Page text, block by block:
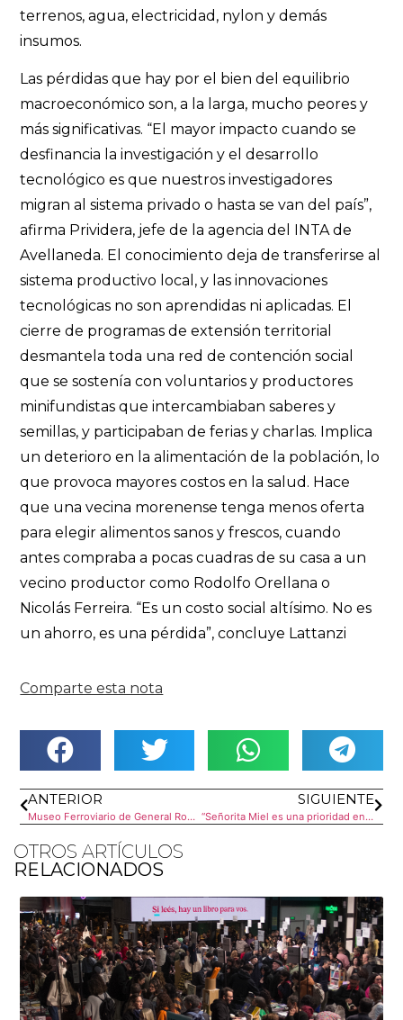
terrenos, agua, electricidad, nylon y demás
insumos.
Las pérdidas que hay por el bien del equilibrio
macroeconómico son, a la larga, mucho peores y
más significativas. “El mayor impacto cuando se
desfinancia la investigación y el desarrollo
tecnológico es que nuestros investigadores
migran al sistema privado o hasta se van del país”,
afirma Prividera, jefe de la agencia del INTA de
Avellaneda. El conocimiento deja de transferirse al
sistema productivo local, y las innovaciones
tecnológicas no son aprendidas ni aplicadas. El
cierre de programas de extensión territorial
desmantela toda una red de contención social
que se sostenía con voluntarios y productores
minifundistas que intercambiaban saberes y
semillas, y participaban de ferias y charlas. Implica
un deterioro en la alimentación de la población, lo
que provoca mayores costos en la salud. Hace
que una vecina morenense tenga menos oferta
para elegir alimentos sanos y frescos, cuando
antes compraba a pocas cuadras de su casa a un
vecino productor como Rodolfo Orellana o
Nicolás Ferreira. “Es un costo social altísimo. No es
un ahorro, es una pérdida”, concluye Lattanzi
Comparte esta nota
ANTERIOR
Museo Ferroviario de General Rodríguez: cultura sobre rieles
SIGUIENTE
“Señorita Miel es una prioridad en nuestras vidas”
OTROS ARTÍCULOS
RELACIONADOS